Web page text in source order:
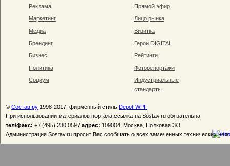
Реклама
Маркетинг
Медиа
Брендинг
Бизнес
Политика
Социум
Прямой эфир
Лицо рынка
Визитка
Герои DIGITAL
Рейтинги
Фоторепортажи
Индустриальные
стандарты
© Состав.ру 1998-2017, фирменный стиль Depot WPF
При использовании материалов портала ссылка на Sostav.ru обязательна!
тел/факс: +7 (495) 230 0597 адрес: 109004, Москва, Полковая 3/3
Администрация Sostav.ru просит Вас сообщать о всех замеченных технических